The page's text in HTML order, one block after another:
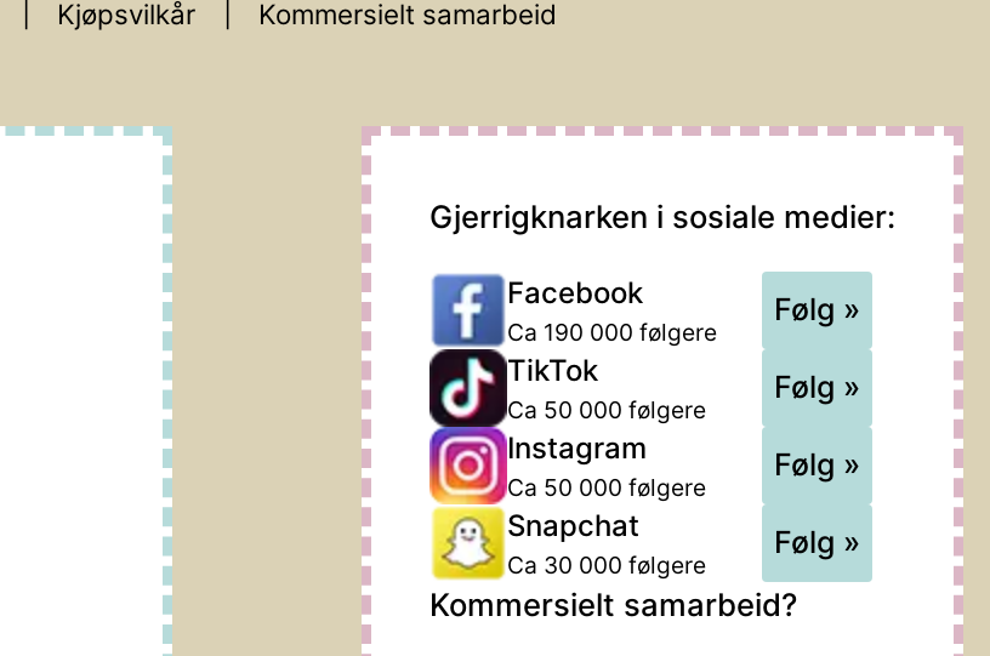
Kjøpsvilkår Kommersielt samarbeid
Gjerrigknarken i sosiale medier:
Facebook
Ca 190 000 følgere
Følg »
TikTok
Ca 50 000 følgere
Følg »
Instagram
Ca 50 000 følgere
Følg »
Snapchat
Ca 30 000 følgere
Følg »
Kommersielt samarbeid?